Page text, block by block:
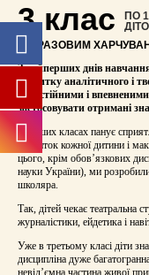
3 клас
ПО
З 4-РАЗОВИМ
З найперших днів
розвитку аналітичного і
самостійними і
застосовувати отримані
У наших класах панує
розвиток кожної дитини і
цього, крім обов’язкових
науки України), ми
школяра.
Так, дітей чекає театральна
журналістики, ейдетика і
Уже в третьому класі діти
дисципліна дуже
невід’ємна частина живої